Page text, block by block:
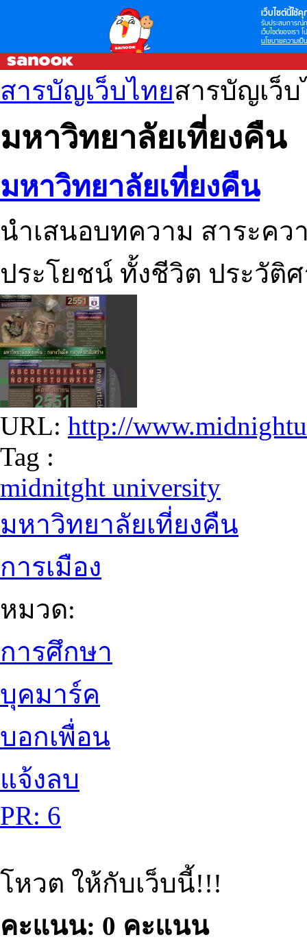
เว็บไซต์นี้ใช้คุ
รับประสบการณ์
เว็บไซต์ของเรา
นโยบายความเป็
สารบัญเว็บไทยสารบัญเว็
มหาวิทยาลัยเที่ยงคืน
มหาวิทยาลัยเที่ยงคืน
นำเสนอบทความ สาระคว
ประโยชน์ ทั้งชีวิต ประวัติ
URL: http://
Tag :
midnitght university
มหาวิทยาลัยเที่ยงคืน
การเมือง
หมวด:
การศึกษา
บุคมาร์ค
บอกเพื่อน
แจ้งลบ
PR: 6
โหวต ให้กับเว็บนี้!!!
คะแนน: 0 คะแนน